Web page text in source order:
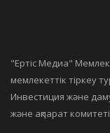
"Ертiс Медиа"
мемлекеттік тіркеу
Инвестиция және
және ақпарат